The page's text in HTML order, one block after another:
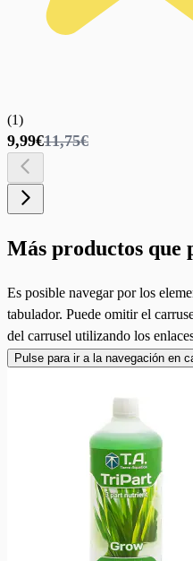
(1)
9,99€11,75€
Más productos que
Es posible navegar por los
tabulador. Puede omitir el
del carrusel utilizando los
Pulse para ir a la navegación en